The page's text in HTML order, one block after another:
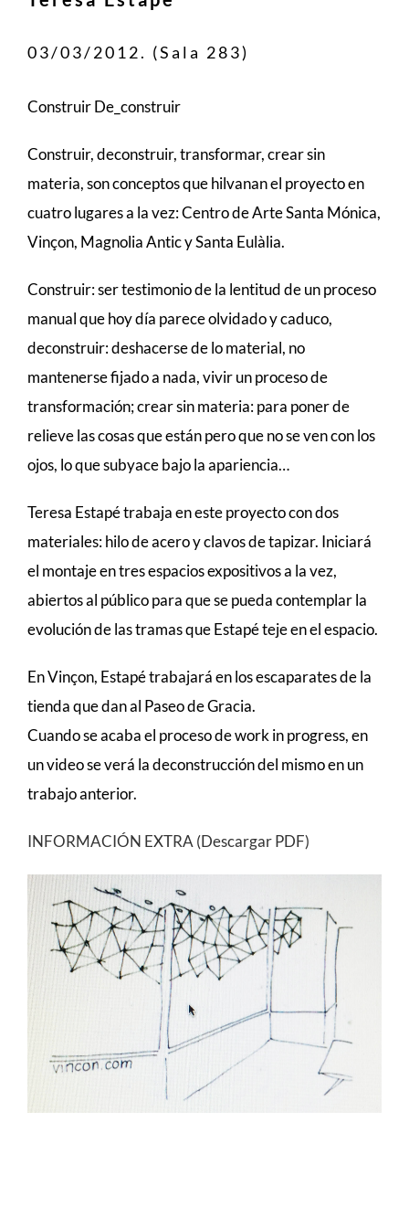
03/03/2012. (Sala 283)
Construir De_construir
Construir, deconstruir, transformar, crear sin
materia, son conceptos que hilvanan el proyecto en
cuatro lugares a la vez: Centro de Arte Santa Mónica,
Vinçon, Magnolia Antic y Santa Eulàlia.
Construir: ser testimonio de la lentitud de un proceso
manual que hoy día parece olvidado y caduco,
deconstruir: deshacerse de lo material, no
mantenerse fijado a nada, vivir un proceso de
transformación; crear sin materia: para poner de
relieve las cosas que están pero que no se ven con los
ojos, lo que subyace bajo la apariencia…
Teresa Estapé trabaja en este proyecto con dos
materiales: hilo de acero y clavos de tapizar. Iniciará
el montaje en tres espacios expositivos a la vez,
abiertos al público para que se pueda contemplar la
evolución de las tramas que Estapé teje en el espacio.
En Vinçon, Estapé trabajará en los escaparates de la
tienda que dan al Paseo de Gracia.
Cuando se acaba el proceso de work in progress, en
un video se verá la deconstrucción del mismo en un
trabajo anterior.
INFORMACIÓN EXTRA (Descargar PDF)